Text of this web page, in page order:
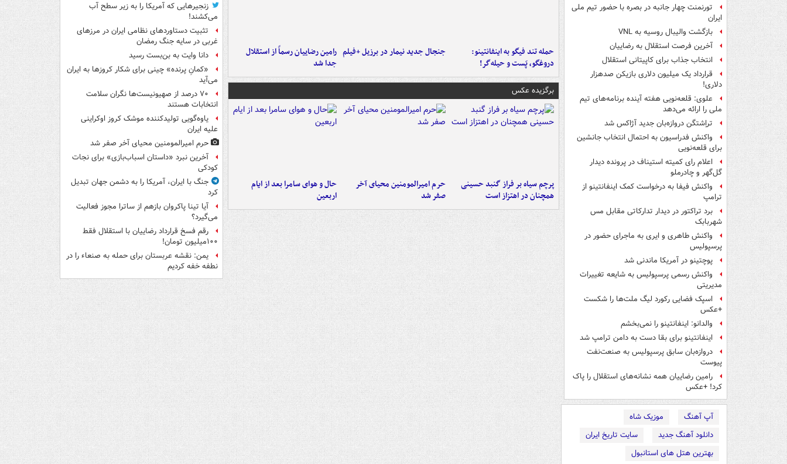
تورنمنت چهار جانبه در بصره با حضور تیم ملی
ایران
بازگشت والیبال روسیه به VNL
آخرین فرصت استقلال به رضاییان
انتخاب جذاب برای کاپیتانی استقلال
قرارداد یک میلیون دلاری بازیکن صدهزار
دلاری!
علوی: قلعه‌نویی هفته آینده برنامه‌های تیم
ملی را ارائه می‌دهد
تراِشتگن دروازه‌بان جدید آژاکس شد
واکنش فدراسیون به احتمال انتخاب جانشین
برای قلعه‌نویی
اعلام رای کمیته استیناف در پرونده دیدار
گل‌گهر و چادرملو
واکنش فیفا به درخواست کمک اینفانتینو از
ترامپ
برد تراکتور در دیدار تدارکاتی مقابل مس
شهربابک
واکنش طاهری و ایری به ماجرای حضور در
پرسپولیس
پوچتینو در آمریکا ماندنی شد
واکنش رسمی پرسپولیس به شایعه تغییرات
مدیریتی
اسپک فضایی رکورد لیگ ملت‌ها را شکست
+عکس
والدانو: اینفانتینو را نمی‌بخشم
اینفانتینو برای بقا دست به دامن ترامپ شد
دروازه‌بان سابق پرسپولیس به صنعت‌نفت
پیوست
رامین رضاییان همه نشانه‌های استقلال را پاک
کرد! +عکس
آپ آهنگ
موزیک شاه
دانلود آهنگ جدید
سایت تاریخ ایران
بهترین هتل های استانبول
حمله تند فیگو به اینفانتینو:
دروغگو، پَست‌ و حیله‌گر!
جنجال جدید نیمار در برزیل +فیلم رامین رضاییان رسماً از استقلال
جدا شد
برگزیده عکس
پرچم سیاه بر فراز گنبد حسینی
همچنان در اهتزاز است
حرم امیرالمومنین محیای آخر
صفر شد
حال و هوای سامرا بعد از ایام
اربعین
زنجیرهایی که آمریکا را به زیر سطح آب
می‌کشند!
تثبیت دستاوردهای نظامی ایران در مرزهای
غربی در سایه جنگ رمضان
دانا وایت به بن‌بست رسید
«کمانِ پرنده» چینی برای شکار کروزها به ایران
می‌آید
۷۰ درصد از صهیونیست‌ها نگران سلامت
انتخابات هستند
یاوه‌گویی تولیدکننده موشک کروز اوکراینی
علیه ایران
حرم امیرالمومنین محیای آخر صفر شد
آخرین نبرد «داستان اسباب‌بازی» برای نجات
کودکی
جنگ با ایران، آمریکا را به دشمن جهان تبدیل
کرد
آیا تینا پاکروان بازهم از ساترا مجوز فعالیت
می‌گیرد؟
رقم فسخ قرارداد رضاییان با استقلال فقط
۱۰۰میلیون تومان!
یمن: نقشه عربستان برای حمله به صنعاء را در
نطفه خفه کردیم